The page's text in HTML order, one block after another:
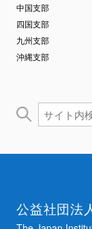
中国支部
四国支部
九州支部
沖縄支部
公益社団法